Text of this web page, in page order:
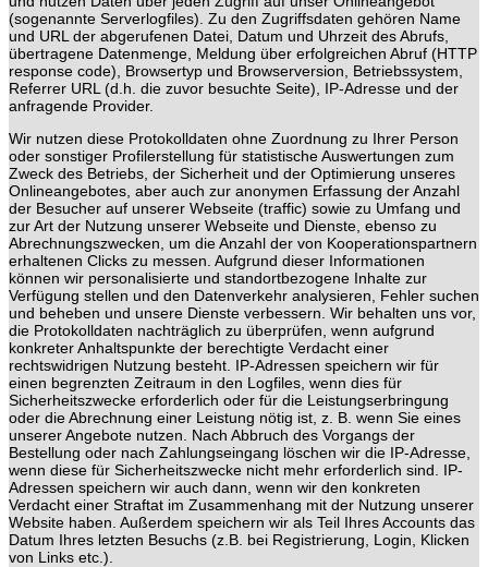
(sogenannte Serverlogfiles). Zu den Zugriffsdaten gehören Name
und URL der abgerufenen Datei, Datum und Uhrzeit des Abrufs,
übertragene Datenmenge, Meldung über erfolgreichen Abruf (HTTP
response code), Browsertyp und Browserversion, Betriebssystem,
Referrer URL (d.h. die zuvor besuchte Seite), IP-Adresse und der
anfragende Provider.
Wir nutzen diese Protokolldaten ohne Zuordnung zu Ihrer Person
oder sonstiger Profilerstellung für statistische Auswertungen zum
Zweck des Betriebs, der Sicherheit und der Optimierung unseres
Onlineangebotes, aber auch zur anonymen Erfassung der Anzahl
der Besucher auf unserer Webseite (traffic) sowie zu Umfang und
zur Art der Nutzung unserer Webseite und Dienste, ebenso zu
Abrechnungszwecken, um die Anzahl der von Kooperationspartnern
erhaltenen Clicks zu messen. Aufgrund dieser Informationen
können wir personalisierte und standortbezogene Inhalte zur
Verfügung stellen und den Datenverkehr analysieren, Fehler suchen
und beheben und unsere Dienste verbessern. Wir behalten uns vor,
die Protokolldaten nachträglich zu überprüfen, wenn aufgrund
konkreter Anhaltspunkte der berechtigte Verdacht einer
rechtswidrigen Nutzung besteht. IP-Adressen speichern wir für
einen begrenzten Zeitraum in den Logfiles, wenn dies für
Sicherheitszwecke erforderlich oder für die Leistungserbringung
oder die Abrechnung einer Leistung nötig ist, z. B. wenn Sie eines
unserer Angebote nutzen. Nach Abbruch des Vorgangs der
Bestellung oder nach Zahlungseingang löschen wir die IP-Adresse,
wenn diese für Sicherheitszwecke nicht mehr erforderlich sind. IP-
Adressen speichern wir auch dann, wenn wir den konkreten
Verdacht einer Straftat im Zusammenhang mit der Nutzung unserer
Website haben. Außerdem speichern wir als Teil Ihres Accounts das
Datum Ihres letzten Besuchs (z.B. bei Registrierung, Login, Klicken
von Links etc.).